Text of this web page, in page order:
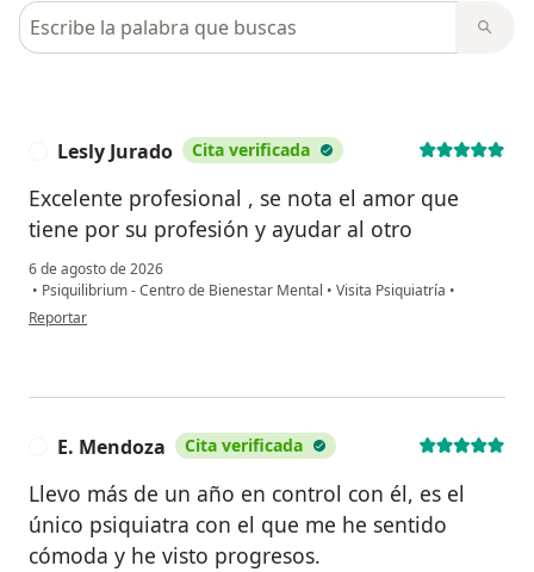
Busca en opiniones
Lesly Jurado Cita verificada
Excelente profesional , se nota el amor que
tiene por su profesión y ayudar al otro
6 de agosto de 2026
• Psiquilibrium - Centro de Bienestar Mental • Visita Psiquiatría •
en opinión del usuario Lesly Jurado
Reportar
E. Mendoza Cita verificada
Llevo más de un año en control con él, es el
único psiquiatra con el que me he sentido
cómoda y he visto progresos.